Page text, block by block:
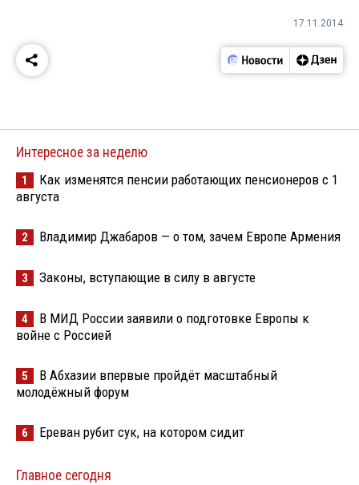
17.11.2014
Интересное за неделю
1
Как изменятся пенсии работающих пенсионеров с 1
августа
2 Владимир Джабаров — о том, зачем Европе Армения
3 Законы, вступающие в силу в августе
4
В МИД России заявили о подготовке Европы к
войне с Россией
5
В Абхазии впервые пройдёт масштабный
молодёжный форум
6 Ереван рубит сук, на котором сидит
Главное сегодня